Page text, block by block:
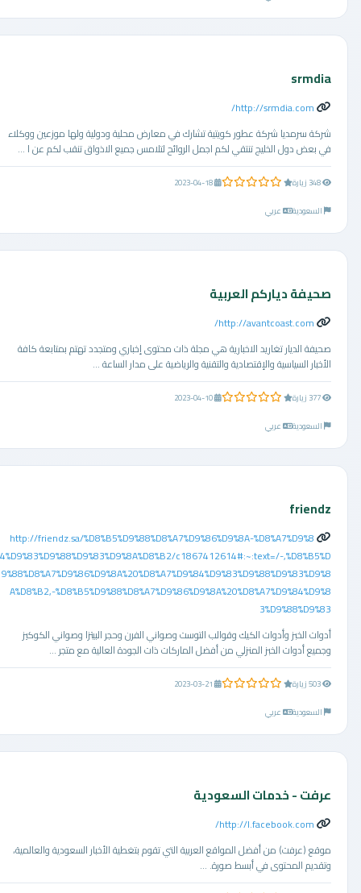
srmdia
http://srmdia.com/
شركة سرمديا شركة عطور كويتية تشارك في معارض محلية ودولية ولها موزعين ووكلاء
في بعض دول الخليج تنتقي لكم اجمل الروائح لتلامس جميع الاذواق تنقب لكم عن ا ...
0.0 من 5 نجوم
2023-04-18
السعودية
عربي
صحيفة دياركم العربية
http://avantcoast.com/
صحيفة الديار تغاريد الاخبارية هي مجلة ذات محتوى إخباري ومتجدد تهتم بمتابعة كافة
الأخبار السياسية والإقتصادية والتقنية والرياضية على مدار الساعة ...
0.0 من 5 نجوم
2023-04-10
السعودية
عربي
friendz
http://friendz.sa/%D8%B5%D9%88%D8%A7%D9%86%D9%8A-%D8%A7%D9%8
4%D9%83%D9%88%D9%83%D9%8A%D8%B2/c1867412614#:~:text=/-,%D8%B5%D
9%88%D8%A7%D9%86%D9%8A%20%D8%A7%D9%84%D9%83%D9%88%D9%83%D9%8
A%D8%B2,-%D8%B5%D9%88%D8%A7%D9%86%D9%8A%20%D8%A7%D9%84%D9%8
3%D9%88%D9%83
أدوات الخبز وأدوات الكيك وقوالب التوست وصواني الفرن وحجر البيتزا وصواني الكوكيز
وجميع أدوات الخبز المنزلي من أفضل الماركات ذات الجودة العالية مع متجر ...
0.0 من 5 نجوم
2023-03-21
السعودية
عربي
عرفت - خدمات السعودية
http://l.facebook.com/
موقع (عرفت) من أفضل المواقع العربية التي تقوم بتغطية الأخبار السعودية والعالمية،
وتقديم المحتوى في أبسط صورة. ...